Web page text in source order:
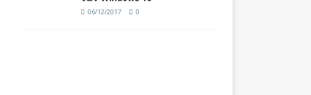
06/12/2017 0